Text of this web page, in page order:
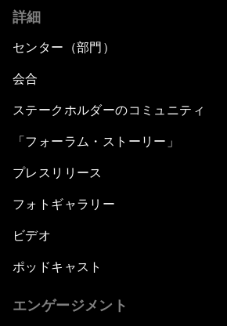
詳細
センター（部門）
会合
ステークホルダーのコミュニティ
「フォーラム・ストーリー」
プレスリリース
フォトギャラリー
ビデオ
ポッドキャスト
エンゲージメント